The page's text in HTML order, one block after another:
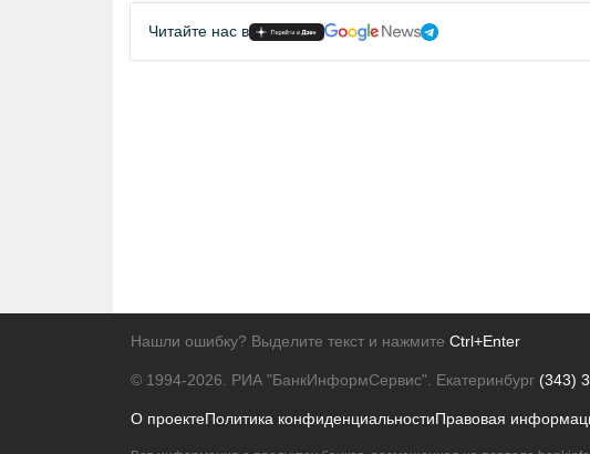
Читайте нас в
Нашли ошибку? Выделите текст и нажмите Ctrl+Enter
© 1994-2026. РИА "БанкИнформСервис". Екатеринбург (343)
О проектеПолитика конфиденциальностиПравовая